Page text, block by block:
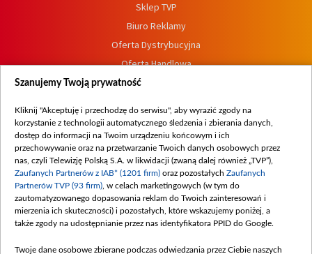
Sklep TVP
Biuro Reklamy
Oferta Dystrybucyjna
Oferta Handlowa
Dostępność
Procedura zgłoszeń wewnętrznych
Szanujemy Twoją prywatność
Kliknij "Akceptuję i przechodzę do serwisu", aby wyrazić zgody na
korzystanie z technologii automatycznego śledzenia i zbierania danych,
dostęp do informacji na Twoim urządzeniu końcowym i ich
przechowywanie oraz na przetwarzanie Twoich danych osobowych przez
nas, czyli Telewizję Polską S.A. w likwidacji (zwaną dalej również „TVP”),
Zaufanych Partnerów z IAB* (1201 firm) oraz pozostałych Zaufanych
Partnerów TVP (93 firm) , w celach marketingowych (w tym do
zautomatyzowanego dopasowania reklam do Twoich zainteresowań i
mierzenia ich skuteczności) i pozostałych, które wskazujemy poniżej, a
także zgody na udostępnianie przez nas identyfikatora PPID do Google.
Twoje dane osobowe zbierane podczas odwiedzania przez Ciebie naszych